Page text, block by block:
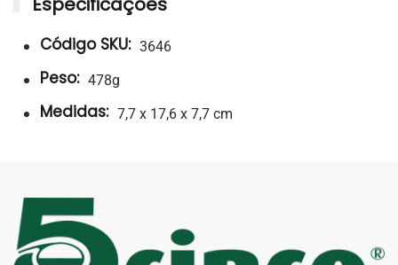
Código SKU: 3646
Peso: 478g
Medidas: 7,7 x 17,6 x 7,7 cm